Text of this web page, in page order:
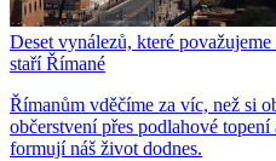
Deset vynálezů, které
staří Římané
Římanům vděčíme za víc, než si
občerstvení přes podlahové
formují náš život dodnes.